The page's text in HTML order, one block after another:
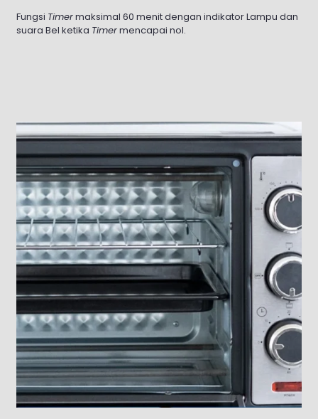
Fungsi Timermaksimal 60 menit dengan indikator Lampu dan
suara Bel ketika Timermencapai nol.